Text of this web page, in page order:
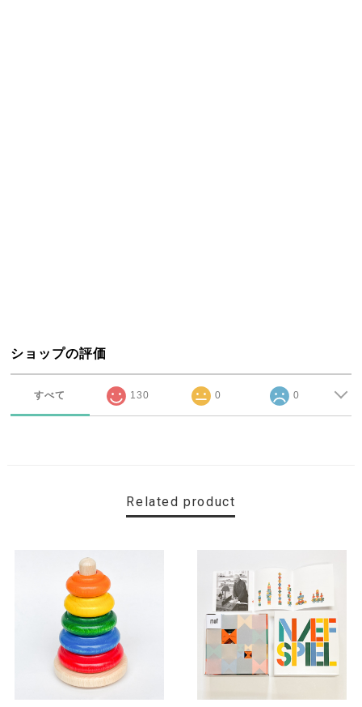
ショップの評価
すべて 130 0 0
Related product